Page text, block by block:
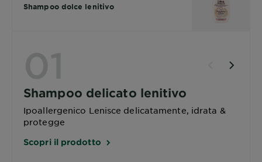
Shampoo delicato lenitivo
Ipoallergenico Lenisce delicatamente, idrata &
protegge
Scopri il prodotto
Shampoo dolce lenitivo